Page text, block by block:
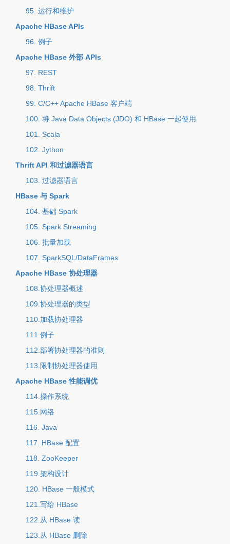
95. 运行和维护
Apache HBase APIs
96. 例子
Apache HBase 外部 APIs
97. REST
98. Thrift
99. C/C++ Apache HBase 客户端
100. 将 Java Data Objects (JDO) 和 HBase 一起使用
101. Scala
102. Jython
Thrift API 和过滤器语言
103. 过滤器语言
HBase 与 Spark
104. 基础 Spark
105. Spark Streaming
106. 批量加载
107. SparkSQL/DataFrames
Apache HBase 协处理器
108.协处理器概述
109.协处理器的类型
110.加载协处理器
111.例子
112.部署协处理器的准则
113.限制协处理器使用
Apache HBase 性能调优
114.操作系统
115.网络
116. Java
117. HBase 配置
118. ZooKeeper
119.架构设计
120. HBase 一般模式
121.写给 HBase
122.从 HBase 读
123.从 HBase 删除